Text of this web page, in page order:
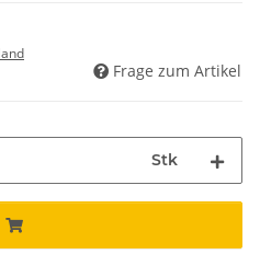
Frage zum Artikel
Stk